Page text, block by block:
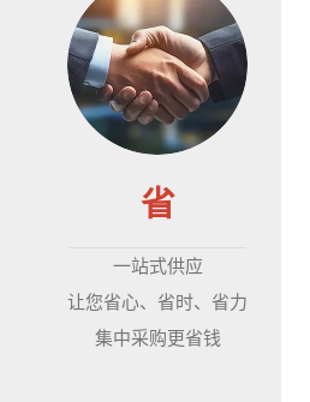
省
一站式供应
让您省心、省时、省力
集中采购更省钱